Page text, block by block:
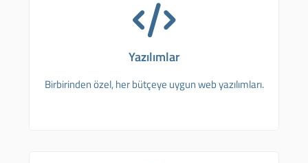
Yazılımlar
Birbirinden özel, her bütçeye uygun web yazılımları.